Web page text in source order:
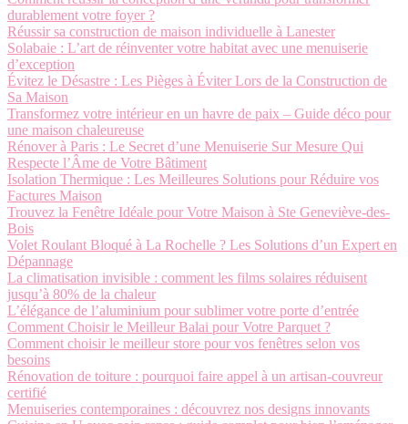
durablement votre foyer ?
Réussir sa construction de maison individuelle à Lanester
Solabaie : L’art de réinventer votre habitat avec une menuiserie
d’exception
Évitez le Désastre : Les Pièges à Éviter Lors de la Construction de
Sa Maison
Transformez votre intérieur en un havre de paix – Guide déco pour
une maison chaleureuse
Rénover à Paris : Le Secret d’une Menuiserie Sur Mesure Qui
Respecte l’Âme de Votre Bâtiment
Isolation Thermique : Les Meilleures Solutions pour Réduire vos
Factures Maison
Trouvez la Fenêtre Idéale pour Votre Maison à Ste Geneviève-des-
Bois
Volet Roulant Bloqué à La Rochelle ? Les Solutions d’un Expert en
Dépannage
La climatisation invisible : comment les films solaires réduisent
jusqu’à 80% de la chaleur
L’élégance de l’aluminium pour sublimer votre porte d’entrée
Comment Choisir le Meilleur Balai pour Votre Parquet ?
Comment choisir le meilleur store pour vos fenêtres selon vos
besoins
Rénovation de toiture : pourquoi faire appel à un artisan-couvreur
certifié
Menuiseries contemporaines : découvrez nos designs innovants